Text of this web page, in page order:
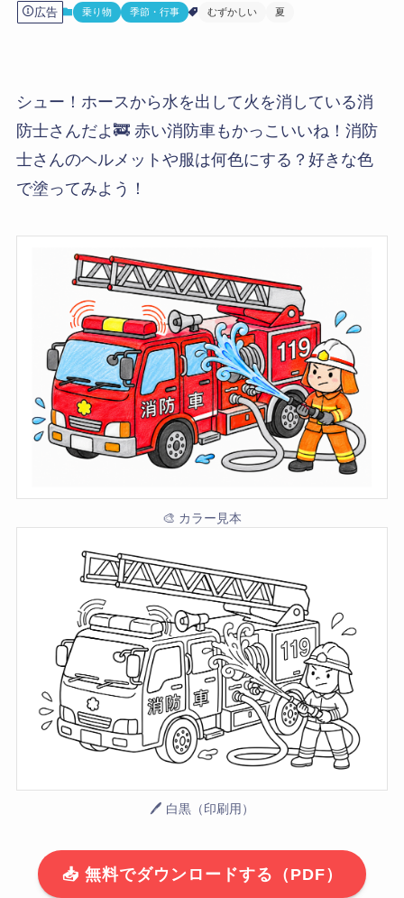
広告 乗り物 季節・行事 むずかしい 夏
シュー！ホースから水を出して火を消している消
防士さんだよ🚒 赤い消防車もかっこいいね！消防
士さんのヘルメットや服は何色にする？好きな色
で塗ってみよう！
🎨 カラー見本
🖊 白黒（印刷用）
📥 無料でダウンロードする（PDF）